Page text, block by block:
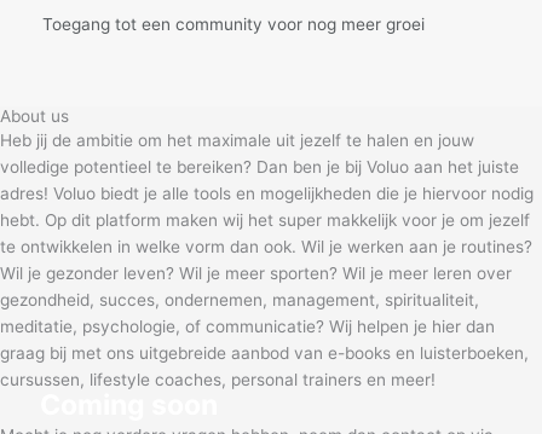
Toegang tot een community voor nog meer groei
About us
Heb jij de ambitie om het maximale uit jezelf te halen en jouw
volledige potentieel te bereiken? Dan ben je bij Voluo aan het juiste
adres! Voluo biedt je alle tools en mogelijkheden die je hiervoor nodig
hebt. Op dit platform maken wij het super makkelijk voor je om jezelf
te ontwikkelen in welke vorm dan ook. Wil je werken aan je routines?
Wil je gezonder leven? Wil je meer sporten? Wil je meer leren over
gezondheid, succes, ondernemen, management, spiritualiteit,
meditatie, psychologie, of communicatie? Wij helpen je hier dan
graag bij met ons uitgebreide aanbod van e-books en luisterboeken,
cursussen, lifestyle coaches, personal trainers en meer!